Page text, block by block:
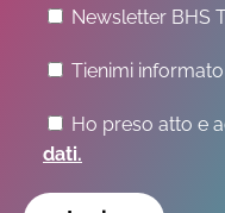
Newsletter BHS
Tienimi
Ho preso atto e
dati.